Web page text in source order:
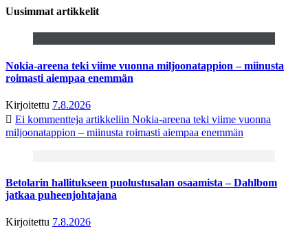
Uusimmat artikkelit
Nokia-areena teki viime vuonna miljoonatappion – miinusta
roimasti aiempaa enemmän
Kirjoitettu 7.8.2026
Ei kommentteja artikkeliin Nokia-areena teki viime vuonna
miljoonatappion – miinusta roimasti aiempaa enemmän
Betolarin hallitukseen puolustusalan osaamista – Dahlbom
jatkaa puheenjohtajana
Kirjoitettu 7.8.2026